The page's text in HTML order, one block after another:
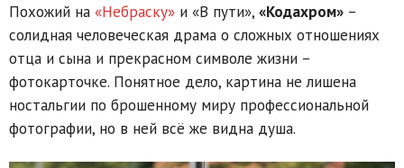
Похожий на «Небраску» и «В пути», «Кодахром» –
солидная человеческая драма о сложных отношениях
отца и сына и прекрасном символе жизни –
фотокарточке. Понятное дело, картина не лишена
ностальгии по брошенному миру профессиональной
фотографии, но в ней всё же видна душа.